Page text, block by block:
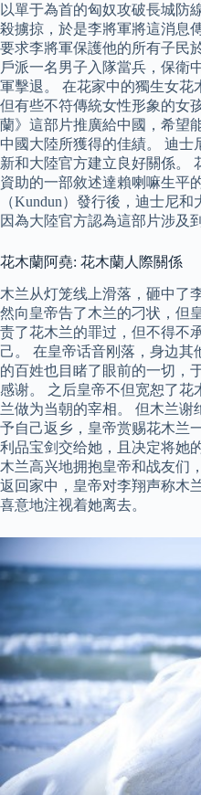
以單于為首的匈奴攻破長城防
殺擄掠，於是李將軍將這消息
要求李將軍保護他的所有子民
戶派一名男子入隊當兵，保衛
軍擊退。 在花家中的獨生女花
但有些不符傳統女性形象的女
蘭》這部片推廣給中國，希望
中國大陸所獲得的佳績。 迪
新和大陸官方建立良好關係。
資助的一部敘述達賴喇嘛生平
（Kundun）發行後，迪士尼
因為大陸官方認為這部片涉及
花木蘭阿堯: 花木蘭人際關係
木兰从灯笼线上滑落，砸中了
然向皇帝告了木兰的刁状，但
责了花木兰的罪过，但不得不
己。 在皇帝话音刚落，身边
的百姓也目睹了眼前的一切，
感谢。 之后皇帝不但宽恕了花
兰做为当朝的宰相。 但木兰
予自己返乡，皇帝赏赐花木兰
利品宝剑交给她，且决定将她
木兰高兴地拥抱皇帝和战友们
返回家中，皇帝对李翔声称木
喜意地注视着她离去。